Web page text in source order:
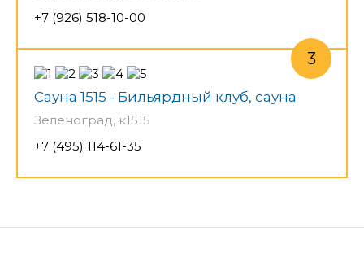
+7 (926) 518-10-00
Сауна 1515 - Бильярдный клуб, сауна
Зеленоград, к1515
+7 (495) 114-61-35